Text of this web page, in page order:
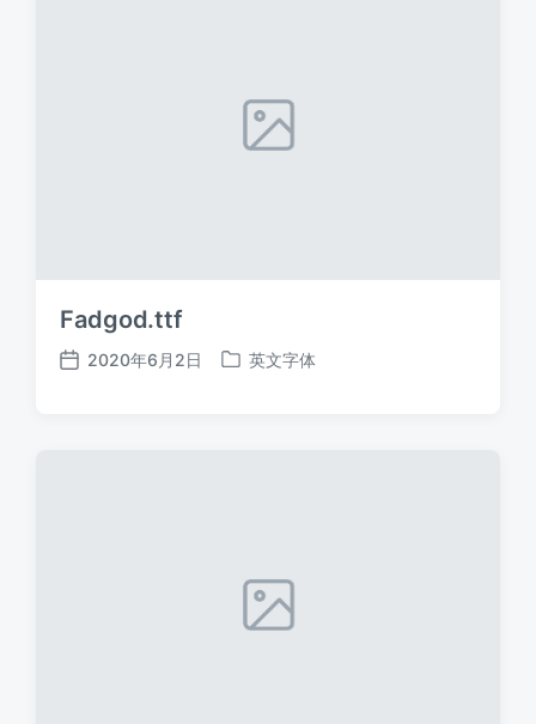
Fadgod.ttf
发
2020年6月2日
发
英文字体